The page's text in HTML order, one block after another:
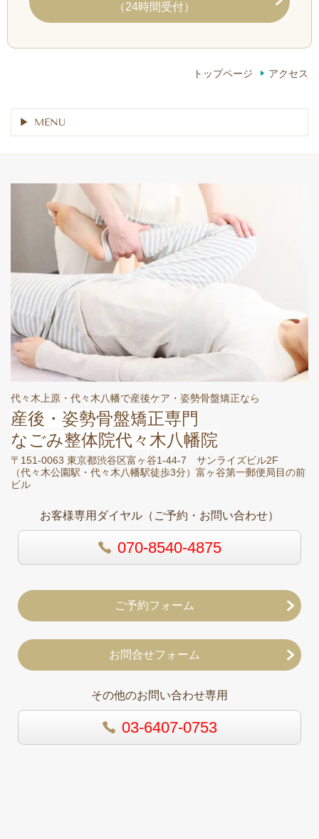
（24時間受付）
トップページ アクセス
MENU
代々木上原・代々木八幡で産後ケア・姿勢骨盤矯正なら
産後・姿勢骨盤矯正専門
なごみ整体院代々木八幡院
〒151-0063 東京都渋谷区富ヶ谷1-44-7 サンライズビル2F
（代々木公園駅・代々木八幡駅徒歩3分）富ヶ谷第一郵便局目の前
ビル
お客様専用ダイヤル（ご予約・お問い合わせ）
070-8540-4875
ご予約フォーム
お問合せフォーム
その他のお問い合わせ専用
03-6407-0753